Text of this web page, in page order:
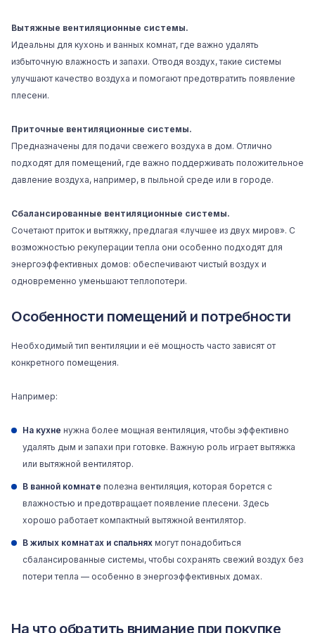
Вытяжные вентиляционные системы.
Идеальны для кухонь и ванных комнат, где важно удалять
избыточную влажность и запахи. Отводя воздух, такие системы
улучшают качество воздуха и помогают предотвратить появление
плесени.
Приточные вентиляционные системы.
Предназначены для подачи свежего воздуха в дом. Отлично
подходят для помещений, где важно поддерживать положительное
давление воздуха, например, в пыльной среде или в городе.
Сбалансированные вентиляционные системы.
Сочетают приток и вытяжку, предлагая «лучшее из двух миров». С
возможностью рекуперации тепла они особенно подходят для
энергоэффективных домов: обеспечивают чистый воздух и
одновременно уменьшают теплопотери.
Особенности помещений и потребности
Необходимый тип вентиляции и её мощность часто зависят от
конкретного помещения.
Например:
На кухне нужна более мощная вентиляция, чтобы эффективно
удалять дым и запахи при готовке. Важную роль играет вытяжка
или вытяжной вентилятор.
В ванной комнате полезна вентиляция, которая борется с
влажностью и предотвращает появление плесени. Здесь
хорошо работает компактный вытяжной вентилятор.
В жилых комнатах и спальнях могут понадобиться
сбалансированные системы, чтобы сохранять свежий воздух без
потери тепла — особенно в энергоэффективных домах.
На что обратить внимание при покупке